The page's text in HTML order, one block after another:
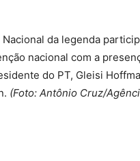
da legenda
nacional com a
do PT, Gleisi
(Foto: Antônio Cruz/